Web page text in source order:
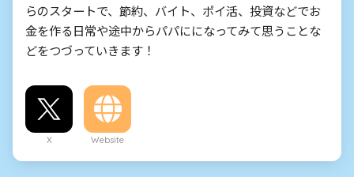
らのスタートで、節約、バイト、ポイ活、投資などでお
金を作る日常や途中からパパにになってみて思うことな
どをつづっていきます！
X Website